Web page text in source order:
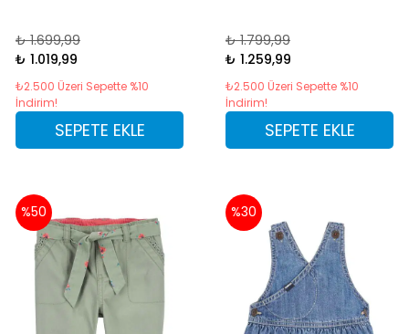
₺ 1.699,99
₺ 1.019,99
₺2.500 Üzeri Sepette %10
İndirim!
SEPETE EKLE
₺ 1.799,99
₺ 1.259,99
₺2.500 Üzeri Sepette %10
İndirim!
SEPETE EKLE
%50 %30